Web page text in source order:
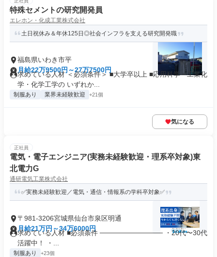
特殊セメントの研究開発員
エレホン・化成工業株式会社
土日祝休み＆年休125日◎社会インフラを支える研究開発職
福島県いわき市平
月給22万9500円～27万7500円
求めている人材 ＜必須条件＞ ■大学卒以上 ■応用科学・工業化
学・化学工学の いずれか...
制服あり 業界未経験歓迎 +21個
気になる
正社員
電気・電子エンジニア(実務未経験歓迎・理系卒対象)東
北電力G
通研電気工業株式会社
✅️実務未経験歓迎／電気・通信・情報系の学科卒対象✅️
〒981-3206宮城県仙台市泉区明通
月給21万円～34万6000円
求めている人材 ■必須条件 ───────────── ・20代〜30代
活躍中！ ・...
制服あり +23個